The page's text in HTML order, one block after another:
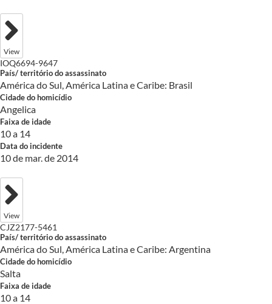
View
IOQ6694-9647
País/ território do assassinato
América do Sul, América Latina e Caribe: Brasil
Cidade do homicídio
Angelica
Faixa de idade
10 a 14
Data do incidente
10 de mar. de 2014
View
CJZ2177-5461
País/ território do assassinato
América do Sul, América Latina e Caribe: Argentina
Cidade do homicídio
Salta
Faixa de idade
10 a 14